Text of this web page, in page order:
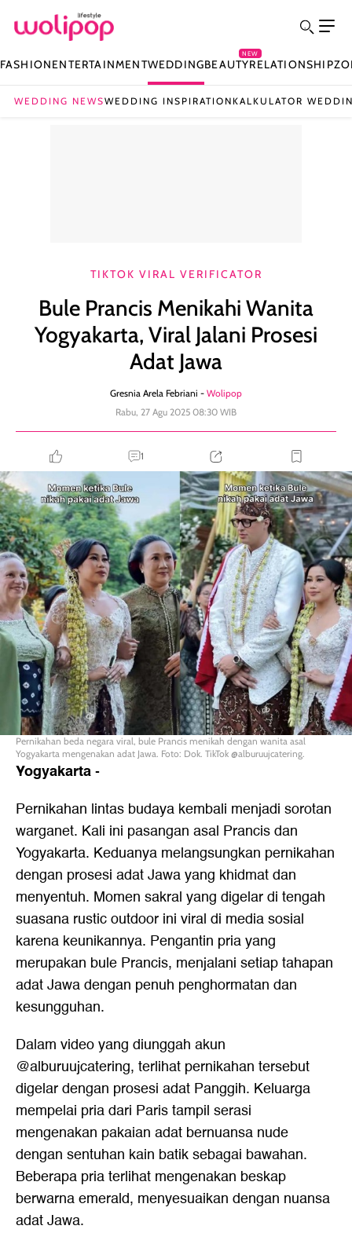
FASHIONENTERTAINMENTWEDDINGBEAUTY
NEW
RELATIONSHIP
WEDDING NEWSWEDDING INSPIRATION KALKULATOR
TIKTOK VIRAL VERIFICATOR
Bule Prancis Menikahi Wanita
Yogyakarta, Viral Jalani Prosesi
Adat Jawa
Gresnia Arela Febriani - Wolipop
Rabu, 27 Agu 2025 08:30 WIB
1
Pernikahan beda negara viral, bule Prancis menikah dengan wanita asal
Yogyakarta mengenakan adat Jawa. Foto: Dok. TikTok @alburuujcatering.
Yogyakarta-
Pernikahan lintas budaya kembali menjadi sorotan
warganet. Kali ini pasangan asal Prancis dan
Yogyakarta. Keduanya melangsungkan pernikahan
dengan prosesi adat Jawa yang khidmat dan
menyentuh. Momen sakral yang digelar di tengah
suasana rustic outdoor ini viral di media sosial
karena keunikannya. Pengantin pria yang
merupakan bule Prancis, menjalani setiap tahapan
adat Jawa dengan penuh penghormatan dan
kesungguhan.
Dalam video yang diunggah akun
@alburuujcatering, terlihat pernikahan tersebut
digelar dengan prosesi adat Panggih. Keluarga
mempelai pria dari Paris tampil serasi
mengenakan pakaian adat bernuansa nude
dengan sentuhan kain batik sebagai bawahan.
Beberapa pria terlihat mengenakan beskap
berwarna emerald, menyesuaikan dengan nuansa
adat Jawa.